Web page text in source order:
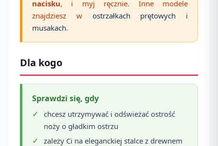
nacisku, i myj ręcznie. Inne modele
znajdziesz w ostrzałkach prętowych i
musakach.
Dla kogo
Sprawdzi się, gdy
chcesz utrzymywać i odświeżać ostrość
noży o gładkim ostrzu
zależy Ci na eleganckiej stalce z drewnem